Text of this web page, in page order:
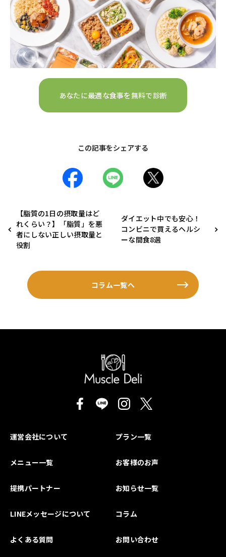
あなたに最適な食事を無料で診断
この記事をシェアする
【脂質の1日の摂取量はど
れくらい？】「脂質」を悪
者にしない正しい摂取量と
役割
ダイエット中でも安心！
コンビニで買えるヘルシ
ーな間食8選
コラム一覧へ
運営会社について プラン一覧
メニュー一覧 お客様のお声
提携パートナー お知らせ一覧
LINEメッセージについて コラム
よくある質問 お問い合わせ